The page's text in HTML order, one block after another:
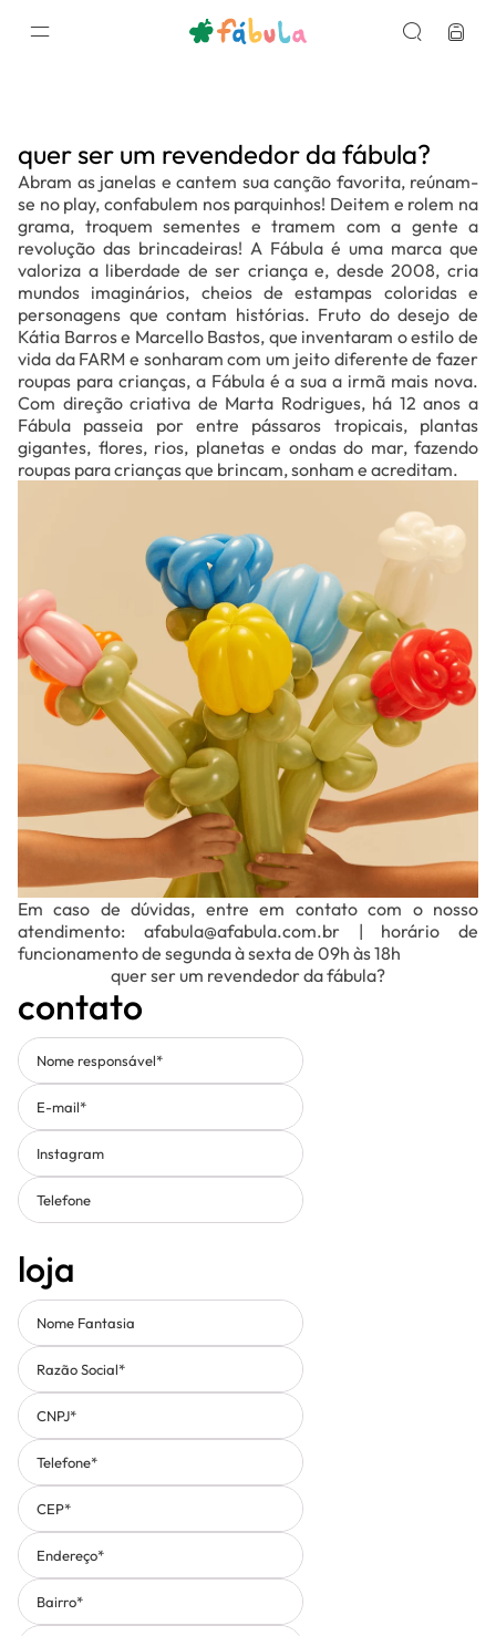
quer ser um revendedor da fábula?
Abram as janelas e cantem sua canção favorita, reúnam-
se no play, confabulem nos parquinhos! Deitem e rolem na
grama, troquem sementes e tramem com a gente a
revolução das brincadeiras! A Fábula é uma marca que
valoriza a liberdade de ser criança e, desde 2008, cria
mundos imaginários, cheios de estampas coloridas e
personagens que contam histórias. Fruto do desejo de
Kátia Barros e Marcello Bastos, que inventaram o estilo de
vida da FARM e sonharam com um jeito diferente de fazer
roupas para crianças, a Fábula é a sua a irmã mais nova.
Com direção criativa de Marta Rodrigues, há 12 anos a
Fábula passeia por entre pássaros tropicais, plantas
gigantes, flores, rios, planetas e ondas do mar, fazendo
roupas para crianças que brincam, sonham e acreditam.
Em caso de dúvidas, entre em contato com o nosso
atendimento: afabula@afabula.com.br | horário de
funcionamento de segunda à sexta de 09h às 18h
quer ser um revendedor da fábula?
contato
Nome responsável*
E-mail*
Instagram
Telefone
loja
Nome Fantasia
Razão Social*
CNPJ*
Telefone*
CEP*
Endereço*
Bairro*